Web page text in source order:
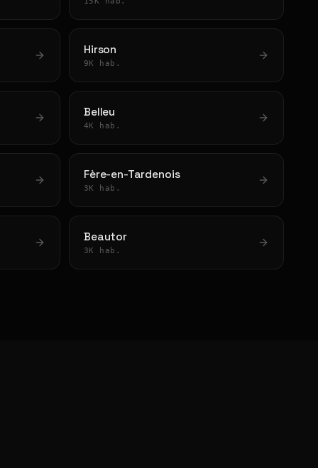
Hirson
9K hab.
Belleu
4K hab.
Fère-en-Tardenois
3K hab.
Beautor
3K hab.